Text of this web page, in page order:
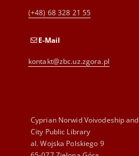
(+48) 68 328 21 55
E-Mail
kontakt@zbc.uz.zgora.pl
Cyprian Norwid Voivodeship and
City Public Library
al. Wojska Polskiego 9